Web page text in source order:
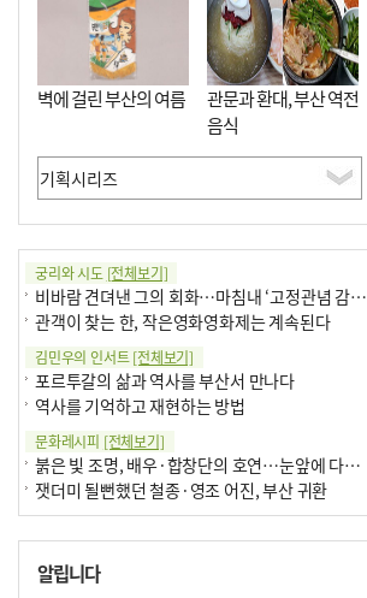
벽에 걸린 부산의 여름
관문과 환대, 부산 역전
음식
궁리와 시도 [전체보기]
비바람 견뎌낸 그의 회화…마침내 ‘고정관념 감옥’서 해방
관객이 찾는 한, 작은영화영화제는 계속된다
김민우의 인서트[전체보기]
포르투갈의 삶과 역사를 부산서 만나다
역사를 기억하고 재현하는 방법
문화레시피 [전체보기]
붉은 빛 조명, 배우·합창단의 호연…눈앞에 다가온 부산오페라하우스
잿더미 될뻔했던 철종·영조 어진, 부산 귀환
현실의 고통, 은유의 詩로 담다 外
달구비·여우비…다양한 비 이름 外
알립니다